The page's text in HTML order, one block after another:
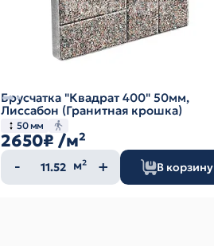
Брусчатка "Квадрат 400" 50мм,
Лиссабон (Гранитная крошка)
50 мм
2650₽ /м²
Количество
товара
м² В корзину